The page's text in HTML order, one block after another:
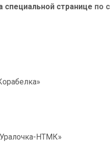
специальной странице по
НТМК»